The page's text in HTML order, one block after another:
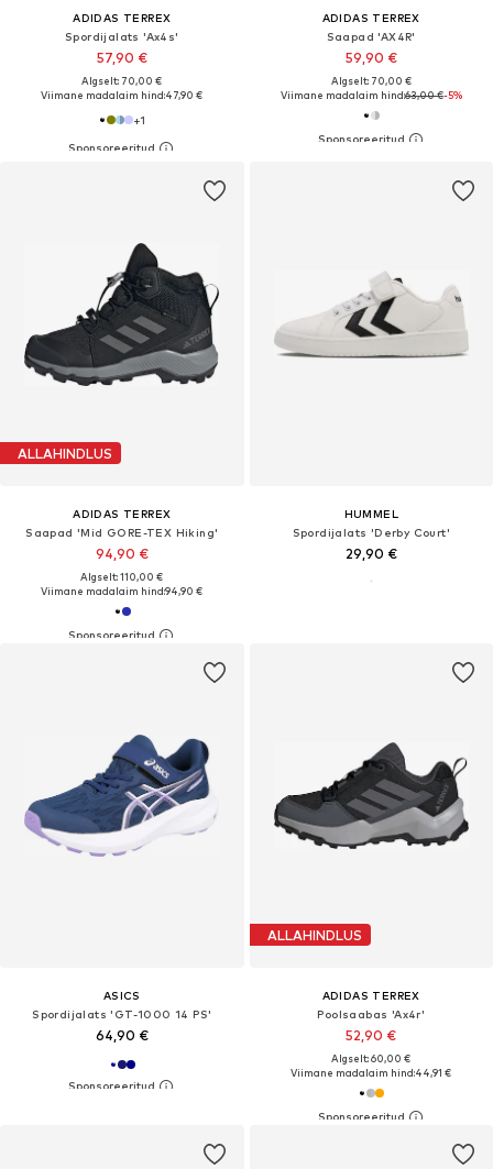
ADIDAS TERREX
Spordijalats 'Ax4s'
57,90 €
Algselt: 70,00 €
Viimane madalaim hind:47,90 €
+1
ADIDAS TERREX
Saapad 'AX4R'
59,90 €
Algselt: 70,00 €
Viimane madalaim hind:63,00 €-5%
ALLAHINDLUS
ADIDAS TERREX
Saapad 'Mid GORE-TEX Hiking'
94,90 €
Algselt: 110,00 €
Viimane madalaim hind:94,90 €
HUMMEL
Spordijalats 'Derby Court'
29,90 €
ASICS
Spordijalats 'GT-1000 14 PS'
64,90 €
ALLAHINDLUS
ADIDAS TERREX
Poolsaabas 'Ax4r'
52,90 €
Algselt: 60,00 €
Viimane madalaim hind:44,91 €